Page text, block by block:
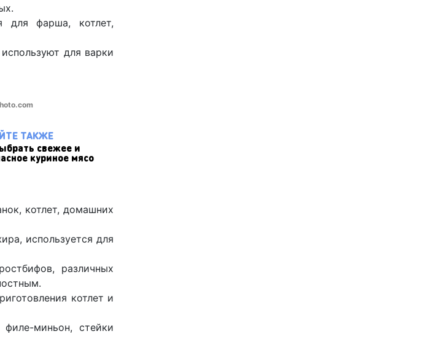
для фарша, котлет,
для варки
ТАКЖЕ
свежее и
куриное мясо
котлет, домашних
используется для
различных
котлет и
миньон, стейки